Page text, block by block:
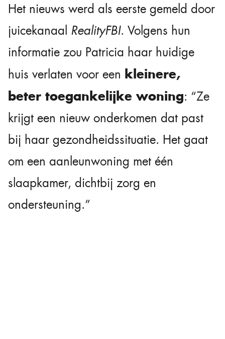
Het nieuws werd als eerste gemeld door
juicekanaal RealityFBI. Volgens hun
informatie zou Patricia haar huidige
huis verlaten voor een kleinere,
beter toegankelijke woning: “Ze
krijgt een nieuw onderkomen dat past
bij haar gezondheidssituatie. Het gaat
om een aanleunwoning met één
slaapkamer, dichtbij zorg en
ondersteuning.”